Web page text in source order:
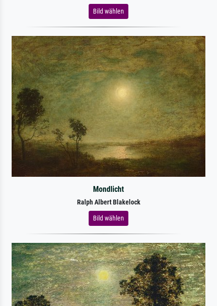
Bild wählen
Mondlicht
Ralph Albert Blakelock
Bild wählen